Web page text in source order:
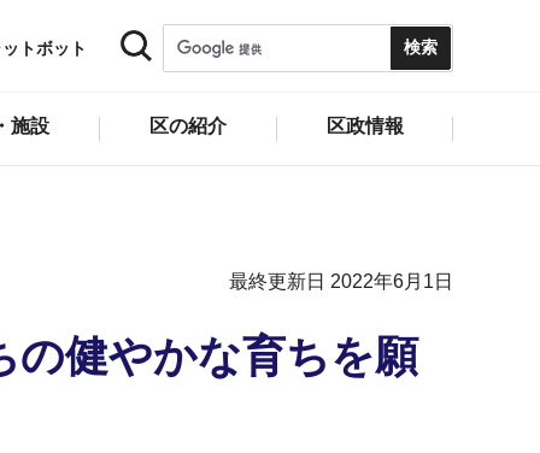
トボット
施設 区の紹介 区政情報
最終更新日 2022年6月1日
の健やかな育ちを願